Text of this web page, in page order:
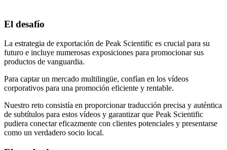
El desafío
La estrategia de exportación de Peak Scientific es crucial para su
futuro e incluye numerosas exposiciones para promocionar sus
productos de vanguardia.
Para captar un mercado multilingüe, confían en los vídeos
corporativos para una promoción eficiente y rentable.
Nuestro reto consistía en proporcionar traducción precisa y auténtica
de subtítulos para estos vídeos y garantizar que Peak Scientific
pudiera conectar eficazmente con clientes potenciales y presentarse
como un verdadero socio local.